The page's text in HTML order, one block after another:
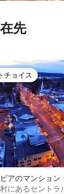
先
チョイス
チョイス
アのマンション
にあるセントラ